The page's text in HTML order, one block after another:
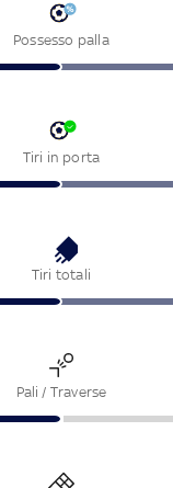
Possesso palla
Tiri in porta
Tiri totali
Pali / Traverse